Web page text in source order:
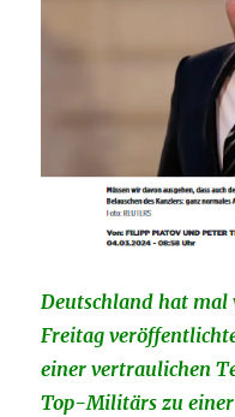
Deutschland hat
Freitag
einer vertraulichen
Top-Militärs zu